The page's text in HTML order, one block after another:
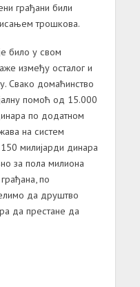
грађани били
трошкова.
било у свом
између осталог и
Свако домаћинство
помоћ од 15.000
по додатном
на систем
милијарди динара
за пола милиона
по
да друштво
да престане да